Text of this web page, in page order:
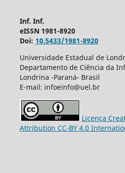
Inf. Inf.
eISSN 1981-8920
Doi: 10.5433/1981-8920
Universidade Estadual de
Departamento de Ciência da
Londrina -Paraná- Brasil
E-mail: infoeinfo@uel.br
Licença
Attribution CC-BY 4.0